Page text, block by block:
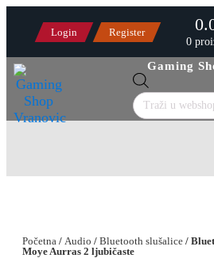
Login Register
0
Gaming
search
Početna / Audio / Bluetooth slušalice /
Moye Aurras 2 ljubičaste